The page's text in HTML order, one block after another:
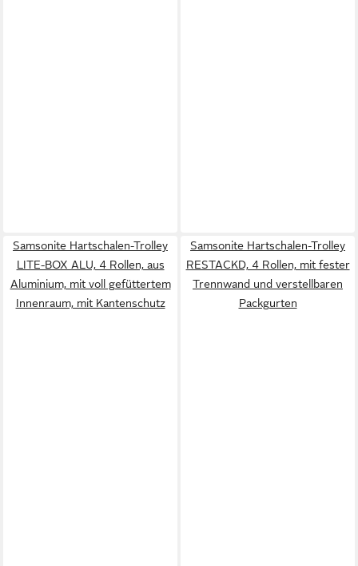
Samsonite Hartschalen-Trolley
LITE-BOX ALU, 4 Rollen, aus
Aluminium, mit voll gefüttertem
Innenraum, mit Kantenschutz
Samsonite Hartschalen-Trolley
RESTACKD, 4 Rollen, mit fester
Trennwand und verstellbaren
Packgurten